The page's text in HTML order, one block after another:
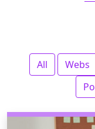
All Webs